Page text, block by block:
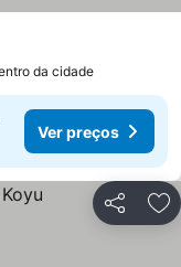
preços
da cidade
Ver preços
Partilhar